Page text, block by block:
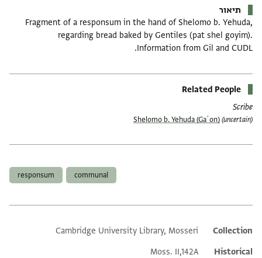
תיאור
Fragment of a responsum in the hand of Shelomo b. Yehuda,
regarding bread baked by Gentiles (pat shel goyim).
Information from Gil and CUDL.
Related People
Scribe
Shelomo b. Yehuda (Gaʾon) (uncertain)
communal
responsum
Additional metadata
Collection
Cambridge University Library, Mosseri
Historical
Moss. II,142A